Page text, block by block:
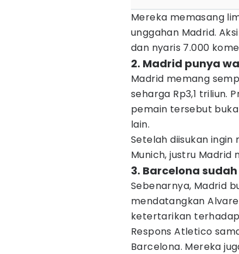
Mereka memasang
unggahan Madrid.
dan nyaris 7.000
2. Madrid punya
Madrid memang
seharga Rp3,1 triliun.
pemain tersebut
lain.
Setelah diisukan
Munich, justru Madrid
3. Barcelona
Sebenarnya, Madrid
mendatangkan
ketertarikan
Respons Atletico
Barcelona. Mereka